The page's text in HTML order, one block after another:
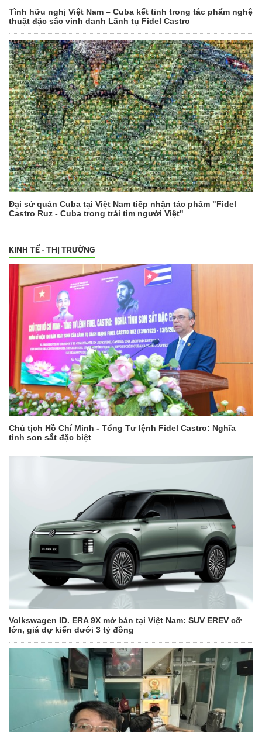
Tình hữu nghị Việt Nam – Cuba kết tinh trong tác phẩm nghệ
thuật đặc sắc vinh danh Lãnh tụ Fidel Castro
Đại sứ quán Cuba tại Việt Nam tiếp nhận tác phẩm "Fidel
Castro Ruz - Cuba trong trái tim người Việt"
KINH TẾ - THỊ TRƯỜNG
Chủ tịch Hồ Chí Minh - Tổng Tư lệnh Fidel Castro: Nghĩa
tình son sắt đặc biệt
Volkswagen ID. ERA 9X mở bán tại Việt Nam: SUV EREV cỡ
lớn, giá dự kiến dưới 3 tỷ đồng